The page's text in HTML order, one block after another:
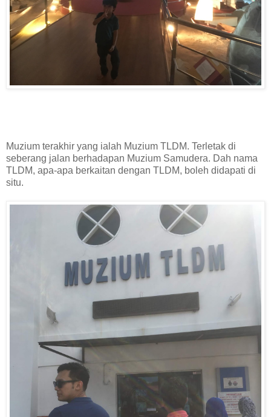
Muzium terakhir yang ialah Muzium TLDM. Terletak di
seberang jalan berhadapan Muzium Samudera. Dah nama
TLDM, apa-apa berkaitan dengan TLDM, boleh didapati di
situ.